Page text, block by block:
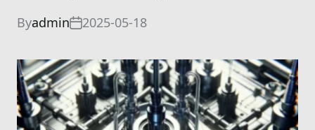
Byadmin 2025-05-18